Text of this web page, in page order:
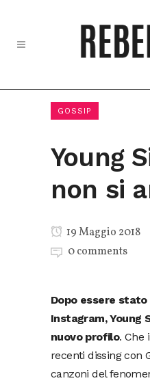
GOSSIP
Young
non si
19 Maggio 2018
0 comments
Dopo essere
Instagram, Young
nuovo profilo. Che
recenti dissing con
canzoni del